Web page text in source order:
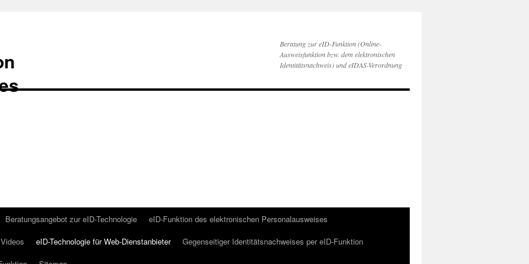
Beratung zur eID-Funktion (Online-
Ausweisfunktion bzw. dem elektronischen
Identitätsnachweis) und eIDAS-Verordnung
Beratungsangebot zur eID-Technologie
eID-Funktion des elektronischen Personalausweises
Videos eID-Technologie für Web-Dienstanbieter
Gegenseitiger Identitätsnachweises per eID-Funktion